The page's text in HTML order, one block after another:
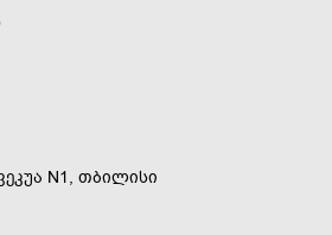
N1, თბილისი